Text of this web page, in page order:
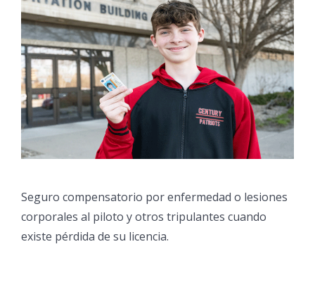
Seguro compensatorio por enfermedad o lesiones
corporales al piloto y otros tripulantes cuando
existe pérdida de su licencia.